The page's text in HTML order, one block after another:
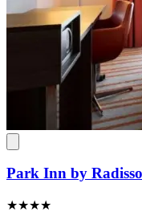
Park Inn by
★★★★